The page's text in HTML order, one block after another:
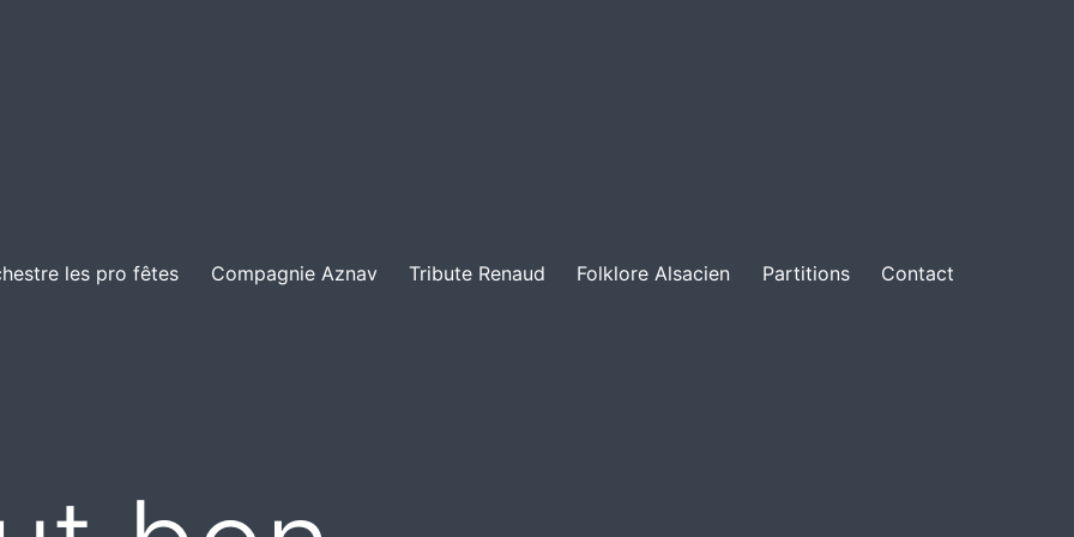
les pro fêtes Compagnie Aznav Tribute Renaud Folklore Alsacien Partitions Contact